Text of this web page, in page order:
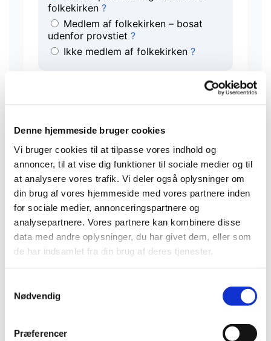
Denne hjemmeside bruger cookies
Vi bruger cookies til at tilpasse vores indhold og
annoncer, til at vise dig funktioner til sociale medier og til
at analysere vores trafik. Vi deler også oplysninger om
din brug af vores hjemmeside med vores partnere inden
for sociale medier, annonceringspartnere og
analysepartnere. Vores partnere kan kombinere disse
data med andre oplysninger, du har givet dem, eller som
de har indsamlet fra din brug af deres tjenester.
Nødvendig
Præferencer